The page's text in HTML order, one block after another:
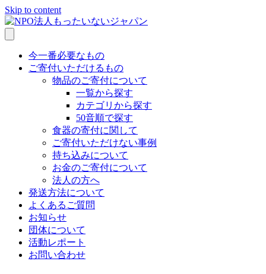
Skip to content
今一番必要なもの
ご寄付いただけるもの
物品のご寄付について
一覧から探す
カテゴリから探す
50音順で探す
食器の寄付に関して
ご寄付いただけない事例
持ち込みについて
お金のご寄付について
法人の方へ
発送方法について
よくあるご質問
お知らせ
団体について
活動レポート
お問い合わせ